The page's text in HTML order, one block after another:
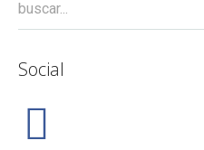
Social